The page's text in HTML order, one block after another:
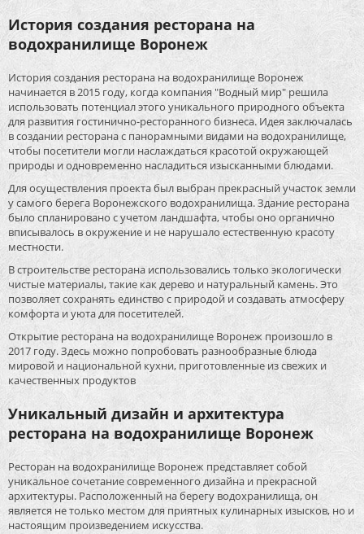
История создания ресторана на
водохранилище Воронеж
История создания ресторана на водохранилище Воронеж
начинается в 2015 году, когда компания "Водный мир" решила
использовать потенциал этого уникального природного объекта
для развития гостинично-ресторанного бизнеса. Идея заключалась
в создании ресторана с панорамными видами на водохранилище,
чтобы посетители могли наслаждаться красотой окружающей
природы и одновременно насладиться изысканными блюдами.
Для осуществления проекта был выбран прекрасный участок земли
у самого берега Воронежского водохранилища. Здание ресторана
было спланировано с учетом ландшафта, чтобы оно органично
вписывалось в окружение и не нарушало естественную красоту
местности.
В строительстве ресторана использовались только экологически
чистые материалы, такие как дерево и натуральный камень. Это
позволяет сохранять единство с природой и создавать атмосферу
комфорта и уюта для посетителей.
Открытие ресторана на водохранилище Воронеж произошло в
2017 году. Здесь можно попробовать разнообразные блюда
мировой и национальной кухни, приготовленные из свежих и
качественных продуктов
Уникальный дизайн и архитектура
ресторана на водохранилище Воронеж
Ресторан на водохранилище Воронеж представляет собой
уникальное сочетание современного дизайна и прекрасной
архитектуры. Расположенный на берегу водохранилища, он
является не только местом для приятных кулинарных изысков, но и
настоящим произведением искусства.